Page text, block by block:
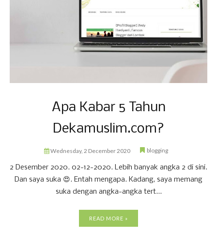
Apa Kabar 5 Tahun
Dekamuslim.com?
Wednesday, 2 December 2020 blogging
2 Desember 2020. 02-12-2020. Lebih banyak angka 2 di sini.
Dan saya suka 😍. Entah mengapa. Kadang, saya memang
suka dengan angka-angka tert...
READ MORE »